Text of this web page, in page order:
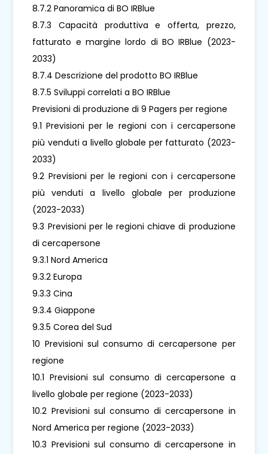
8.7.2 Panoramica di BO IRBlue
8.7.3 Capacità produttiva e offerta, prezzo,
fatturato e margine lordo di BO IRBlue (2023-
2033)
8.7.4 Descrizione del prodotto BO IRBlue
8.7.5 Sviluppi correlati a BO IRBlue
Previsioni di produzione di 9 Pagers per regione
9.1 Previsioni per le regioni con i cercapersone
più venduti a livello globale per fatturato (2023-
2033)
9.2 Previsioni per le regioni con i cercapersone
più venduti a livello globale per produzione
(2023-2033)
9.3 Previsioni per le regioni chiave di produzione
di cercapersone
9.3.1 Nord America
9.3.2 Europa
9.3.3 Cina
9.3.4 Giappone
9.3.5 Corea del Sud
10 Previsioni sul consumo di cercapersone per
regione
10.1 Previsioni sul consumo di cercapersone a
livello globale per regione (2023-2033)
10.2 Previsioni sul consumo di cercapersone in
Nord America per regione (2023-2033)
10.3 Previsioni sul consumo di cercapersone in